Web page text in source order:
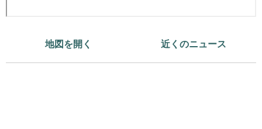
地図を開く 近くのニュース